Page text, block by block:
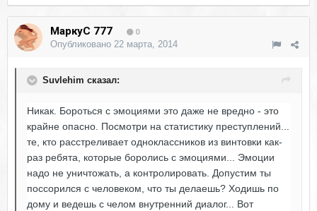
МаркуС 777 0
Опубликовано 22 марта, 2014
Suvlehim сказал:
Никак. Бороться с эмоциями это даже не вредно - это
крайне опасно. Посмотри на статистику преступлений...
те, кто расстреливает одноклассников из винтовки как-
раз ребята, которые боролись с эмоциями... Эмоции
надо не уничтожать, а контролировать. Допустим ты
поссорился с человеком, что ты делаешь? Ходишь по
дому и ведешь с челом внутренний диалог... Вот